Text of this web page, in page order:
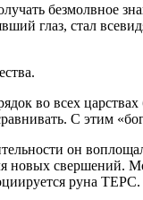
безмолвное
глаз, стал
во всех
С этим
он
свершений.
руна ТЕРС.